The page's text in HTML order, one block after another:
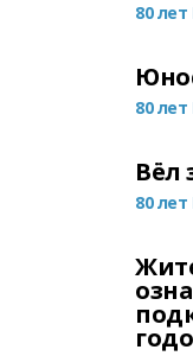
80
80
Вёл
80